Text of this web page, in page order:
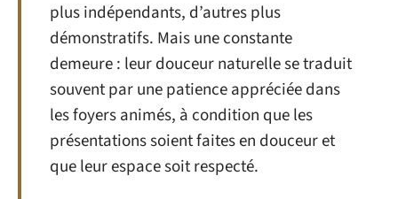
plus indépendants, d’autres plus
démonstratifs. Mais une constante
demeure : leur douceur naturelle se traduit
souvent par une patience appréciée dans
les foyers animés, à condition que les
présentations soient faites en douceur et
que leur espace soit respecté.